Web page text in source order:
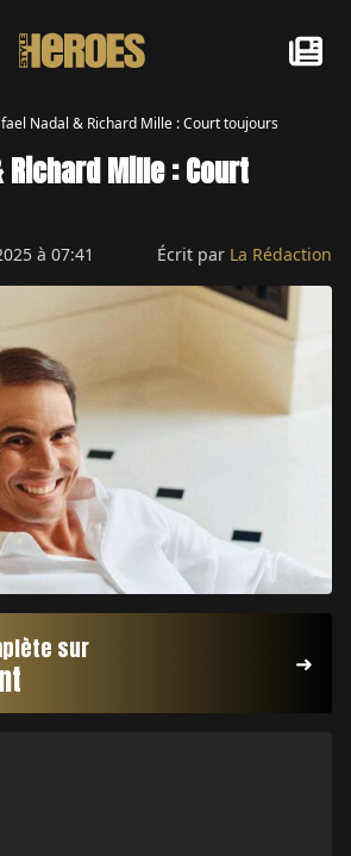
Nadal & Richard Mille : Court toujours
Richard Mille : Court
à 07:41 Écrit par La Rédaction
© DR
sur